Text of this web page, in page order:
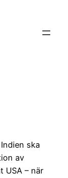
ska
av
USA – när